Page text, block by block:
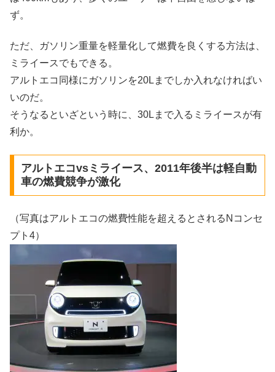
ず。
ただ、ガソリン重量を軽量化して燃費を良くする方法は、
ミライースでもできる。
アルトエコ同様にガソリンを20Lまでしか入れなければい
いのだ。
そうなるといざという時に、30Lまで入るミライースが有
利か。
アルトエコvsミライース、2011年後半は軽自動
車の燃費競争が激化
（写真はアルトエコの燃費性能を超えるとされるNコンセ
プト4）